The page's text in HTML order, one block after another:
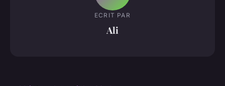
ECRIT PAR
Ali